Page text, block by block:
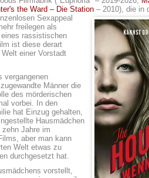
the Ward – Die Station – 2010), die in
Sexappeal
freilegen als
rassistischen
ist diese derart
einer Vorstadt
vergangenen
Männer die
des mörderischen
vorbei. In den
hat Einzug gehalten,
Hausmädchen
Jahre im
aber man kann
Welt etwas zu
durchgesetzt hat.
vorstellt,